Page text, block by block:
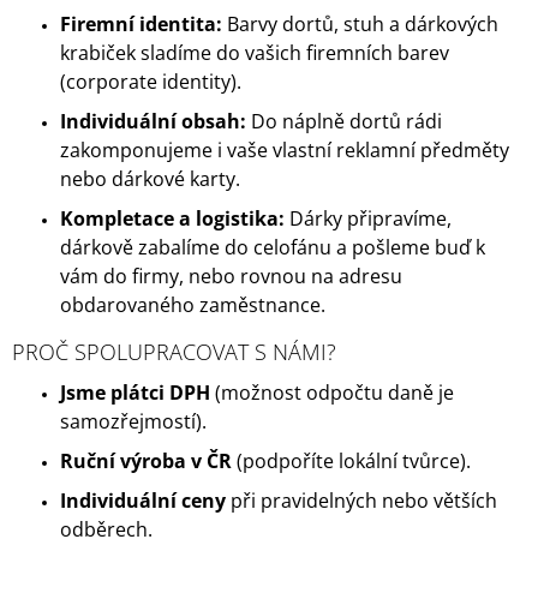
Firemní identita: Barvy dortů, stuh a dárkových
krabiček sladíme do vašich firemních barev
(corporate identity).
Individuální obsah: Do náplně dortů rádi
zakomponujeme i vaše vlastní reklamní předměty
nebo dárkové karty.
Kompletace a logistika: Dárky připravíme,
dárkově zabalíme do celofánu a pošleme buď k
vám do firmy, nebo rovnou na adresu
obdarovaného zaměstnance.
PROČ SPOLUPRACOVAT S NÁMI?
Jsme plátci DPH (možnost odpočtu daně je
samozřejmostí).
Ruční výroba v ČR(podpoříte lokální tvůrce).
Individuální ceny při pravidelných nebo větších
odběrech.
HLEDAT
J
E
M
JEDNOPATROVÝ
DORT
GOURMET